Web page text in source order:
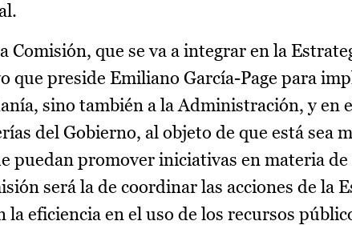
Comisión, que se va a integrar en la
que preside Emiliano García-Page para
sino también a la Administración, y en
del Gobierno, al objeto de que está sea
puedan promover iniciativas en materia de
será la de coordinar las acciones de la
eficiencia en el uso de los recursos